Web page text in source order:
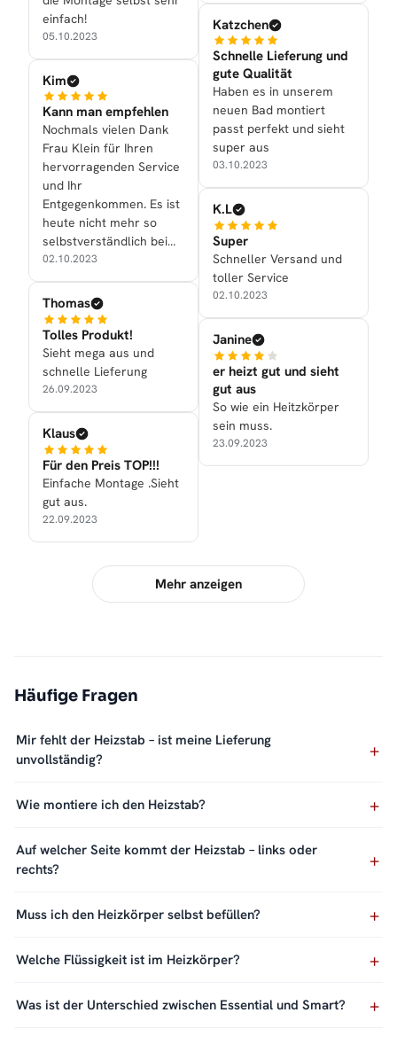
einfach!
05.10.2023
Kim
Kann man empfehlen
Nochmals vielen Dank
Frau Klein für Ihren
hervorragenden Service
und Ihr
Entgegenkommen. Es ist
heute nicht mehr so
selbstverständlich beim
Kauf eines Artikels in
Internet auch dazu noch
einen guten Service zu
bekommen.
02.10.2023
Thomas
Tolles Produkt!
Sieht mega aus und
schnelle Lieferung
26.09.2023
Klaus
Für den Preis TOP!!!
Einfache Montage .Sieht
gut aus.
22.09.2023
Katzchen
Schnelle Lieferung und
gute Qualität
Haben es in unserem
neuen Bad montiert
passt perfekt und sieht
super aus
03.10.2023
K.L
Super
Schneller Versand und
toller Service
02.10.2023
Janine
er heizt gut und sieht
gut aus
So wie ein Heitzkörper
sein muss.
23.09.2023
Mehr anzeigen
Häufige Fragen
Mir fehlt der Heizstab – ist meine Lieferung
unvollständig?
Wie montiere ich den Heizstab?
Auf welcher Seite kommt der Heizstab – links oder
rechts?
Muss ich den Heizkörper selbst befüllen?
Welche Flüssigkeit ist im Heizkörper?
Was ist der Unterschied zwischen Essential und Smart?